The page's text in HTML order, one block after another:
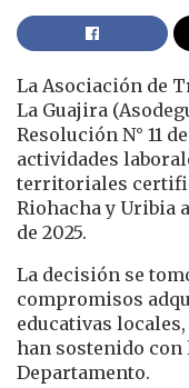
La Asociación de
La Guajira
Resolución N° 11
actividades
territoriales
Riohacha y Uribia
de 2025.
La decisión se
compromisos
educativas
han sostenido con
Departamento.